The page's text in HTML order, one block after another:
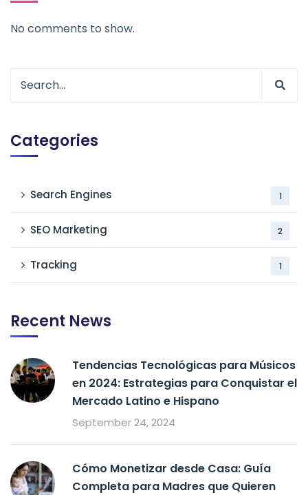
No comments to show.
Categories
Search Engines 1
SEO Marketing 2
Tracking 1
Recent News
Tendencias Tecnológicas para Músicos
en 2024: Estrategias para Conquistar el
Mercado Latino e Hispano
September 24, 2024
Cómo Monetizar desde Casa: Guía
Completa para Madres que Quieren